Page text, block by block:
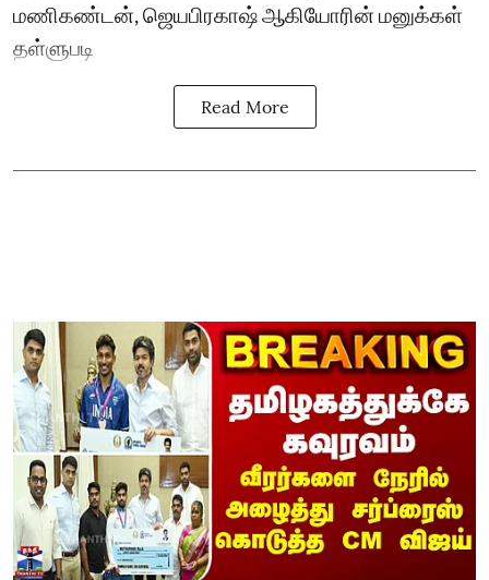
மணிகண்டன், ஜெயபிரகாஷ் ஆகியோரின் மனுக்கள்
தள்ளுபடி
Read More